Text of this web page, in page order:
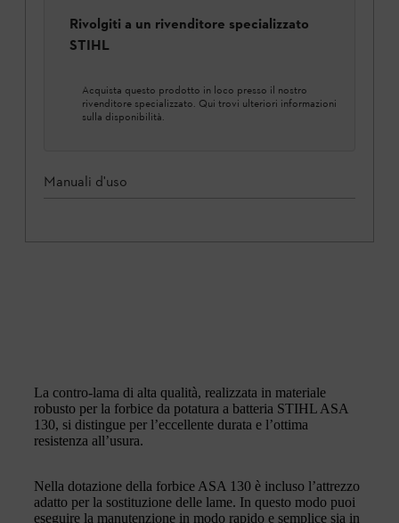
Rivolgiti a un rivenditore specializzato
STIHL
Acquista questo prodotto in loco presso il nostro
rivenditore specializzato. Qui trovi ulteriori informazioni
sulla disponibilità.
Manuali d'uso
La contro-lama di alta qualità, realizzata in materiale
robusto per la forbice da potatura a batteria STIHL ASA
130, si distingue per l’eccellente durata e l’ottima
resistenza all’usura.
Nella dotazione della forbice ASA 130 è incluso l’attrezzo
adatto per la sostituzione delle lame. In questo modo puoi
eseguire la manutenzione in modo rapido e semplice sia in